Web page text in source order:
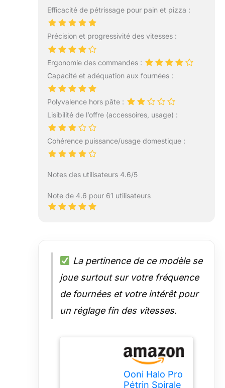
Efficacité de pétrissage pour pain et pizza :
Précision et progressivité des vitesses :
Ergonomie des commandes :
Capacité et adéquation aux fournées :
Polyvalence hors pâte :
Lisibilité de l’offre (accessoires, usage) :
Cohérence puissance/usage domestique :
Notes des utilisateurs 4.6/5
Note de 4.6 pour 61 utilisateurs
La pertinence de ce modèle se
joue surtout sur votre fréquence
de fournées et votre intérêt pour
un réglage fin des vitesses.
Ooni Halo Pro
Pétrin Spirale